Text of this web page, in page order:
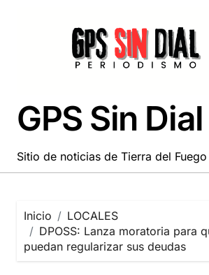
GPS Sin Dial
Sitio de noticias de Tierra del Fuego
Inicio
LOCALES
DPOSS: Lanza moratoria para
puedan regularizar sus deudas